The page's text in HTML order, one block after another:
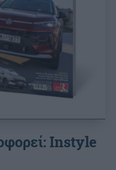
Instyle